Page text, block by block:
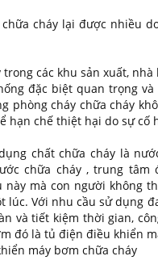
cháy lại được nhiều
các khu sản xuất, nhà
đặc biệt quan trọng và
phòng cháy chữa cháy
hạn chế thiệt hại do sự cố
chất chữa cháy là
chữa cháy , trung tâm
này mà con người không
lúc. Với nhu cầu sử dụng
và tiết kiệm thời gian,
đó là tủ điện điều khiển
máy bơm chữa cháy